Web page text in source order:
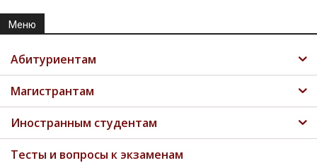
Меню
Абитуриентам
Магистрантам
Иностранным студентам
Тесты и вопросы к экзаменам